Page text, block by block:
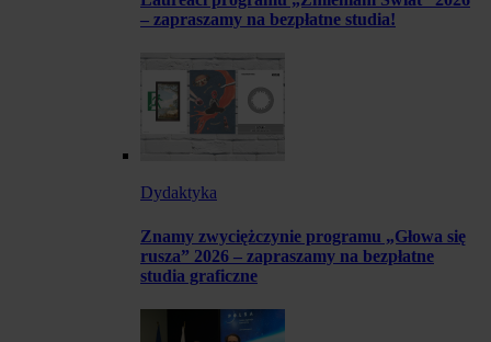
– zapraszamy na bezpłatne studia!
Dydaktyka
Znamy zwyciężczynie programu „Głowa się
rusza” 2026 – zapraszamy na bezpłatne
studia graficzne